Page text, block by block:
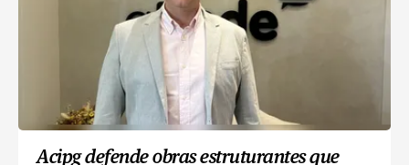
Acipg defende obras estruturantes que